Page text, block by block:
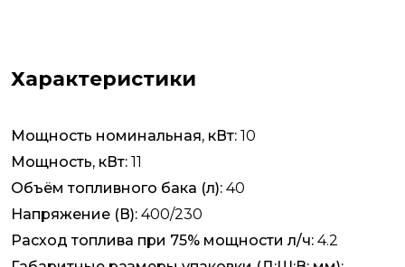
Характеристики
Мощность номинальная, кВт: 10
Мощность, кВт: 11
Объём топливного бака (л): 40
Напряжение (В): 400/230
Расход топлива при 75% мощности л/ч: 4.2